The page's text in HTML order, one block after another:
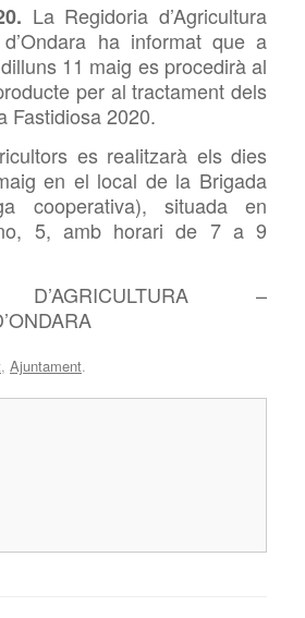
La Regidoria d’Agricultura
d’Ondara ha informat que a
11 maig es procedirà al
per al tractament dels
Fastidiosa 2020.
es realitzarà els dies
en el local de la Brigada
cooperativa), situada en
5, amb horari de 7 a 9
D’AGRICULTURA –
, Ajuntament.